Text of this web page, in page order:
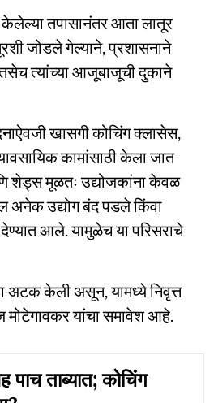
तपासानंतर आता लातूर
जोडले गेल्याने, प्रशासनाने
त्यांच्या आजूबाजूची दुकाने
खासगी कोचिंग क्लासेस,
कामांसाठी केला जात
शेड्स मूळतः उद्योजकांना केवळ
अनेक उद्योग बंद पडले किंवा
देण्यात आले. यामुळेच या परिसराचे
अटक केली असून, यामध्ये निवृत्त
मोटेगावकर यांचा समावेश आहे.
पाच ताब्यात; कोचिंग